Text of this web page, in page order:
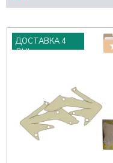
ДОСТАВКА 4
ДНІ